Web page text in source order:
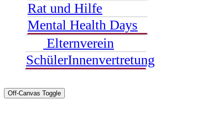
Rat und Hilfe
Mental Health Days
Elternverein
SchülerInnenvertretung
Off-Canvas Toggle